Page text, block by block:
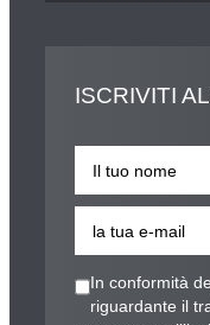
ISCRIVITI
In conformità
riguardante il